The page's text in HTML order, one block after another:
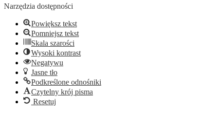
Narzędzia dostępności
Powiększ tekst
Pomniejsz tekst
Skala szarości
Wysoki kontrast
Negatywu
Jasne tło
Podkreślone odnośniki
Czytelny krój pisma
Resetuj